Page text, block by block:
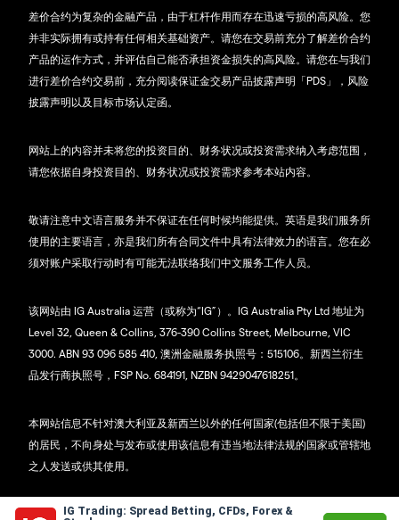
IG Trading: Spread Betting, CFDs, Forex &
差价合约为复杂的金融产品，由于杠杆作用而存在迅速亏损的高风险。您
并非实际拥有或持有任何相关基础资产。请您在交易前充分了解差价合约
产品的运作方式，并评估自己能否承担资金损失的高风险。请您在与我们
进行差价合约交易前，充分阅读保证金交易产品披露声明「PDS」，风险
披露声明以及目标市场认定函。
网站上的内容并未将您的投资目的、财务状况或投资需求纳入考虑范围，
请您依据自身投资目的、财务状况或投资需求参考本站内容。
敬请注意中文语言服务并不保证在任何时候均能提供。英语是我们服务所
使用的主要语言，亦是我们所有合同文件中具有法律效力的语言。您在必
须对账户采取行动时有可能无法联络我们中文服务工作人员。
该网站由 IG Australia 运营（或称为“IG”）。IG Australia Pty Ltd 地址为
Level 32, Queen & Collins, 376-390 Collins Street, Melbourne, VIC
3000. ABN 93 096 585 410, 澳洲金融服务执照号：515106。新西兰衍生
品发行商执照号，FSP No. 684191, NZBN 9429047618251。
本网站信息不针对澳大利亚及新西兰以外的任何国家(包括但不限于美国)
的居民，不向身处与发布或使用该信息有违当地法律法规的国家或管辖地
之人发送或供其使用。